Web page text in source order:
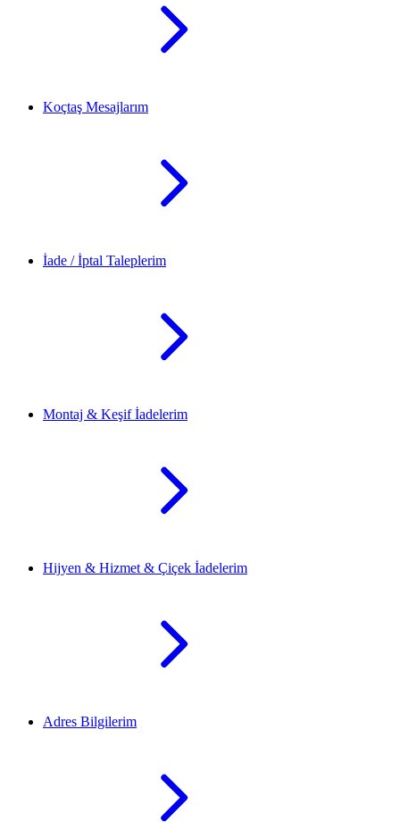
Koçtaş Mesajlarım
İade / İptal Taleplerim
Montaj & Keşif İadelerim
Hijyen & Hizmet & Çiçek İadelerim
Adres Bilgilerim